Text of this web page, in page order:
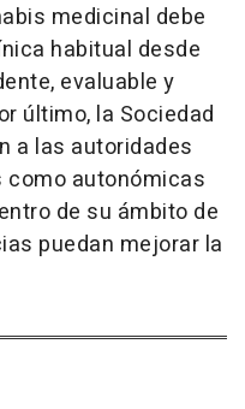
medicinal debe
habitual desde
evaluable y
último, la Sociedad
a las autoridades
autonómicas
de su ámbito de
puedan mejorar la